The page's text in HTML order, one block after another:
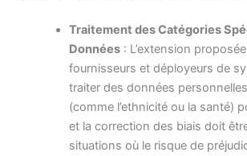
Traitement des Catégories
Données : L’extension
fournisseurs et déployeurs de
traiter des données
(comme l’ethnicité ou la santé)
et la correction des biais doit
situations où le risque de